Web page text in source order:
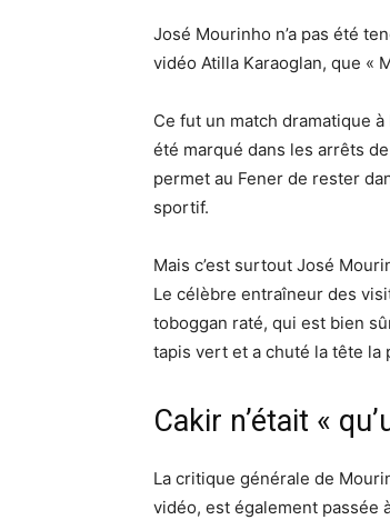
José Mourinho n’a pas été
vidéo Atilla Karaoglan, que «
Ce fut un match dramatique
été marqué dans les arrêts
permet au Fener de rester
sportif.
Mais c’est surtout José
Le célèbre entraîneur des
toboggan raté, qui est bien
tapis vert et a chuté la tête la
Cakir n’était «
La critique générale de
vidéo, est également passée